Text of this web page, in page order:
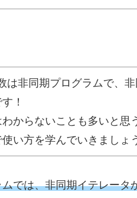
は非同期プログラムで、
！
からないことも多いと思
い方を学んでいきましょ
では、非同期イテレータ